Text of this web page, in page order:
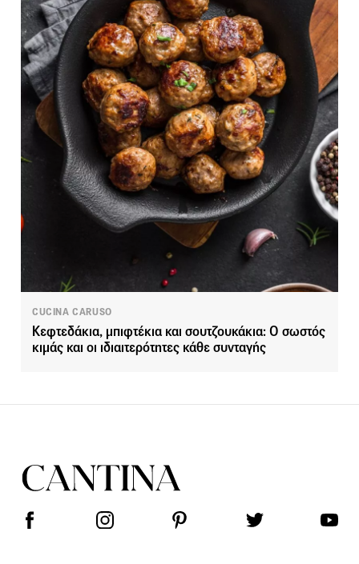
CUCINA CARUSO
Κεφτεδάκια, μπιφτέκια και σουτζουκάκια: Ο σωστός
κιμάς και οι ιδιαιτερότητες κάθε συνταγής